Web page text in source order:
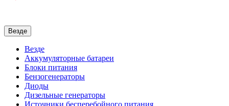
Везде
Везде
Аккумуляторные батареи
Блоки питания
Бензогенераторы
Диоды
Дизельные генераторы
Источники бесперебойного питания